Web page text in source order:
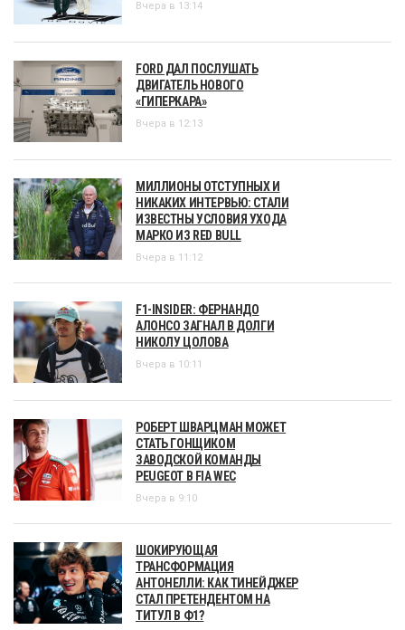
Вчера в 13:14
FORD ДАЛ ПОСЛУШАТЬ
ДВИГАТЕЛЬ НОВОГО
«ГИПЕРКАРА»
Вчера в 12:13
МИЛЛИОНЫ ОТСТУПНЫХ И
НИКАКИХ ИНТЕРВЬЮ: СТАЛИ
ИЗВЕСТНЫ УСЛОВИЯ УХОДА
МАРКО ИЗ RED BULL
Вчера в 11:12
F1-INSIDER: ФЕРНАНДО
АЛОНСО ЗАГНАЛ В ДОЛГИ
НИКОЛУ ЦОЛОВА
Вчера в 10:11
РОБЕРТ ШВАРЦМАН МОЖЕТ
СТАТЬ ГОНЩИКОМ
ЗАВОДСКОЙ КОМАНДЫ
PEUGEOT В FIA WEC
Вчера в 9:10
ШОКИРУЮЩАЯ
ТРАНСФОРМАЦИЯ
АНТОНЕЛЛИ: КАК ТИНЕЙДЖЕР
СТАЛ ПРЕТЕНДЕНТОМ НА
ТИТУЛ В Ф1?